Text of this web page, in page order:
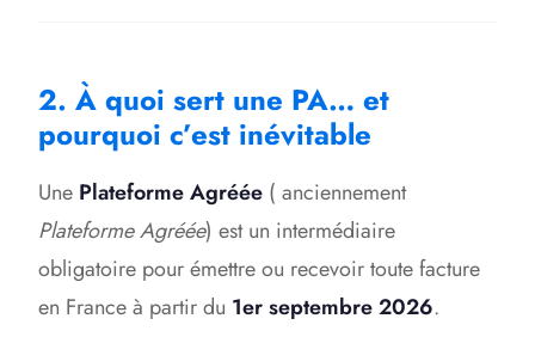
2. À quoi sert une PA… et
pourquoi c’est inévitable
Une Plateforme Agréée ( anciennement
Plateforme Agréée) est un intermédiaire
obligatoire pour émettre ou recevoir toute facture
en France à partir du 1er septembre 2026.